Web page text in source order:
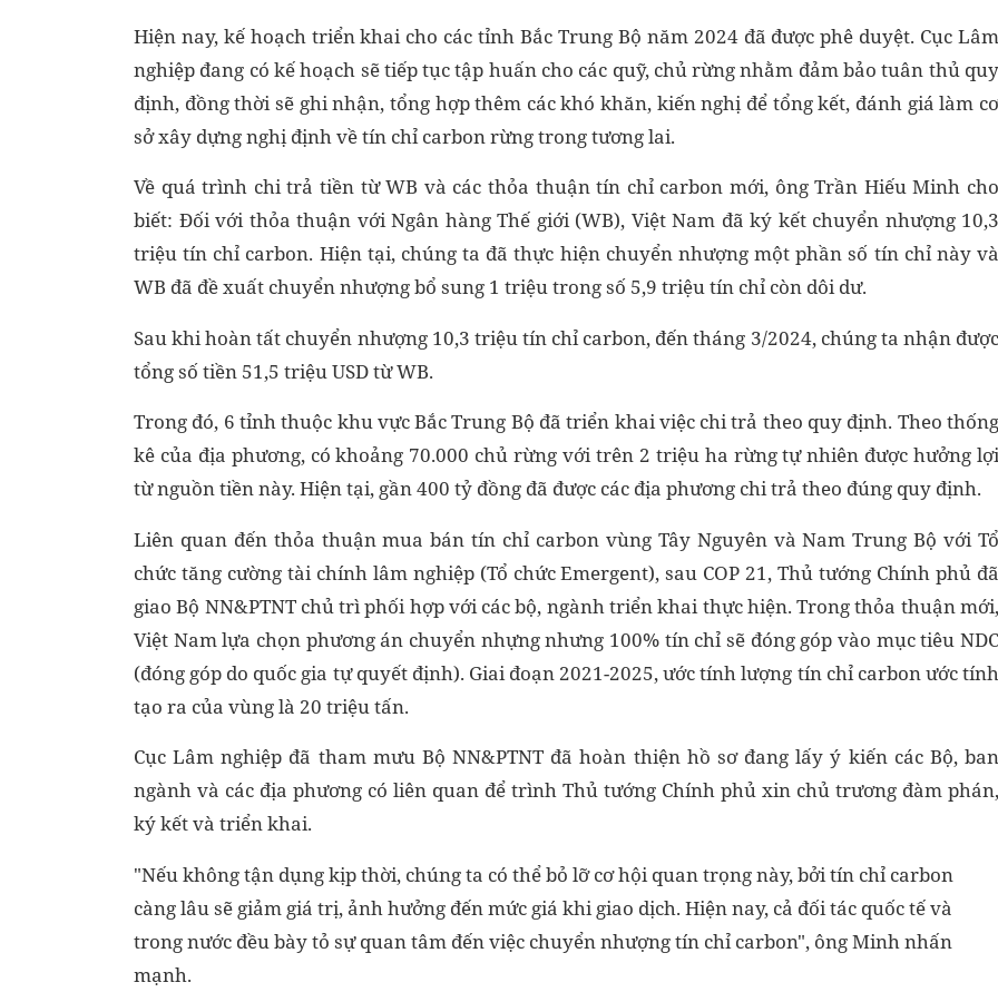
Hiện nay, kế hoạch triển khai cho các tỉnh Bắc Trung Bộ năm 2024 đã được phê duyệt. Cục Lâm
nghiệp đang có kế hoạch sẽ tiếp tục tập huấn cho các quỹ, chủ rừng nhằm đảm bảo tuân thủ quy
định, đồng thời sẽ ghi nhận, tổng hợp thêm các khó khăn, kiến nghị để tổng kết, đánh giá làm cơ
sở xây dựng nghị định về tín chỉ carbon rừng trong tương lai.
Về quá trình chi trả tiền từ WB và các thỏa thuận tín chỉ carbon mới, ông Trần Hiếu Minh cho
biết: Đối với thỏa thuận với Ngân hàng Thế giới (WB), Việt Nam đã ký kết chuyển nhượng 10,3
triệu tín chỉ carbon. Hiện tại, chúng ta đã thực hiện chuyển nhượng một phần số tín chỉ này và
WB đã đề xuất chuyển nhượng bổ sung 1 triệu trong số 5,9 triệu tín chỉ còn dôi dư.
Sau khi hoàn tất chuyển nhượng 10,3 triệu tín chỉ carbon, đến tháng 3/2024, chúng ta nhận được
tổng số tiền 51,5 triệu USD từ WB.
Trong đó, 6 tỉnh thuộc khu vực Bắc Trung Bộ đã triển khai việc chi trả theo quy định. Theo thống
kê của địa phương, có khoảng 70.000 chủ rừng với trên 2 triệu ha rừng tự nhiên được hưởng lợi
từ nguồn tiền này. Hiện tại, gần 400 tỷ đồng đã được các địa phương chi trả theo đúng quy định.
Liên quan đến thỏa thuận mua bán tín chỉ carbon vùng Tây Nguyên và Nam Trung Bộ với Tổ
chức tăng cường tài chính lâm nghiệp (Tổ chức Emergent), sau COP 21, Thủ tướng Chính phủ đã
giao Bộ NN&PTNT chủ trì phối hợp với các bộ, ngành triển khai thực hiện. Trong thỏa thuận mới,
Việt Nam lựa chọn phương án chuyển nhựng nhưng 100% tín chỉ sẽ đóng góp vào mục tiêu NDC
(đóng góp do quốc gia tự quyết định). Giai đoạn 2021-2025, ước tính lượng tín chỉ carbon ước tính
tạo ra của vùng là 20 triệu tấn.
Cục Lâm nghiệp đã tham mưu Bộ NN&PTNT đã hoàn thiện hồ sơ đang lấy ý kiến các Bộ, ban
ngành và các địa phương có liên quan để trình Thủ tướng Chính phủ xin chủ trương đàm phán,
ký kết và triển khai.
"Nếu không tận dụng kịp thời, chúng ta có thể bỏ lỡ cơ hội quan trọng này, bởi tín chỉ carbon
càng lâu sẽ giảm giá trị, ảnh hưởng đến mức giá khi giao dịch. Hiện nay, cả đối tác quốc tế và
trong nước đều bày tỏ sự quan tâm đến việc chuyển nhượng tín chỉ carbon", ông Minh nhấn
mạnh.